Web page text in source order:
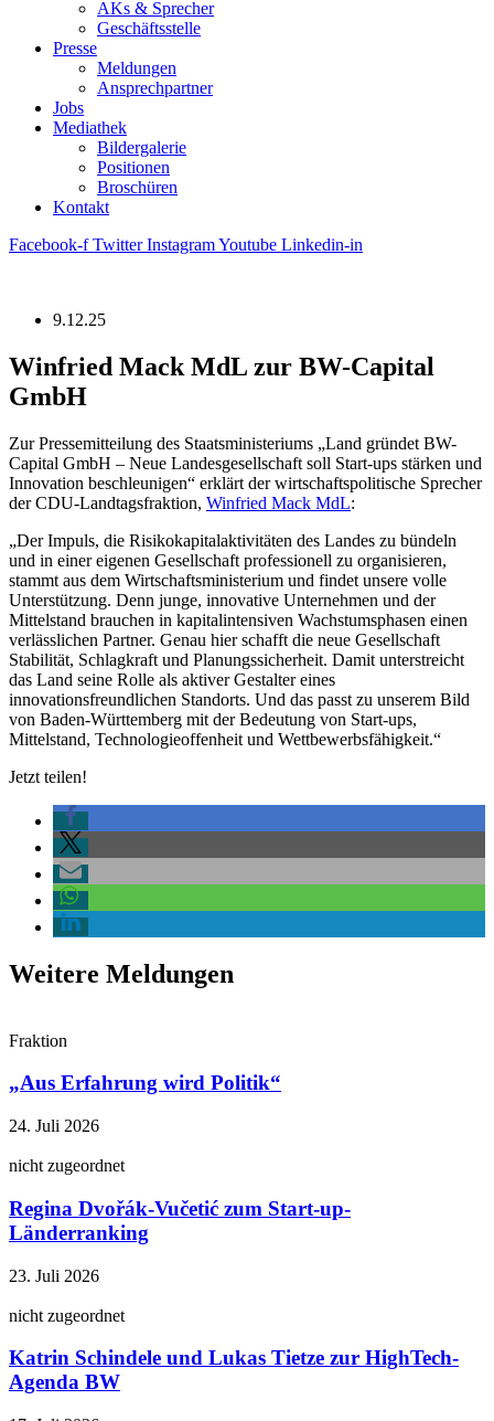
AKs & Sprecher
Geschäftsstelle
Presse
Meldungen
Ansprechpartner
Jobs
Mediathek
Bildergalerie
Positionen
Broschüren
Kontakt
Facebook-f Twitter InstagramYoutube Linkedin-in
9.12.25
Winfried Mack MdL zur BW-Capital
GmbH
Zur Pressemitteilung des Staatsministeriums „Land gründet BW-
Capital GmbH – Neue Landesgesellschaft soll Start-ups stärken und
Innovation beschleunigen“ erklärt der wirtschaftspolitische Sprecher
der CDU-Landtagsfraktion, Winfried Mack MdL:
­„Der Impuls, die Risikokapitalaktivitäten des Landes zu bündeln
und in einer eigenen Gesellschaft professionell zu organisieren,
stammt aus dem Wirtschaftsministerium und findet unsere volle
Unterstützung. Denn junge, innovative Unternehmen und der
Mittelstand brauchen in kapitalintensiven Wachstumsphasen einen
verlässlichen Partner. Genau hier schafft die neue Gesellschaft
Stabilität, Schlagkraft und Planungssicherheit. Damit unterstreicht
das Land seine Rolle als aktiver Gestalter eines
innovationsfreundlichen Standorts. Und das passt zu unserem Bild
von Baden-Württemberg mit der Bedeutung von Start-ups,
Mittelstand, Technologieoffenheit und Wettbewerbsfähigkeit.“
Jetzt teilen!
Weitere Meldungen
Fraktion
„Aus Erfahrung wird Politik“
24. Juli 2026
nicht zugeordnet
Regina Dvořák-Vučetić zum Start-up-
Länderranking
23. Juli 2026
nicht zugeordnet
Katrin Schindele und Lukas Tietze zur HighTech-
Agenda BW